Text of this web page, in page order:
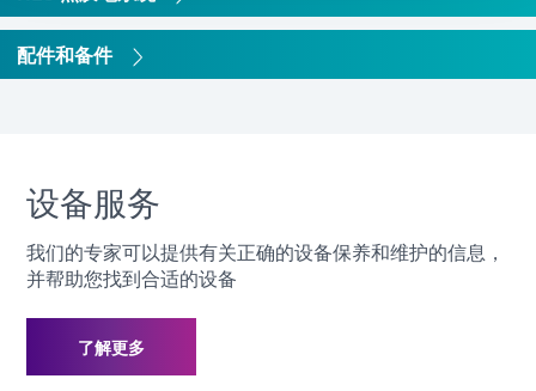
[迷你压力罐] 流体出
口尺寸
1/8 英寸 NPT（3.2 毫米）
【迷你压力罐】重量 6.7 磅（3.0 千克）
[迷你压力罐] 容量
配件和备件
设备服务
我们的专家可以提供有关正确的设备保养和维护的信息，
并帮助您找到合适的设备
了解更多